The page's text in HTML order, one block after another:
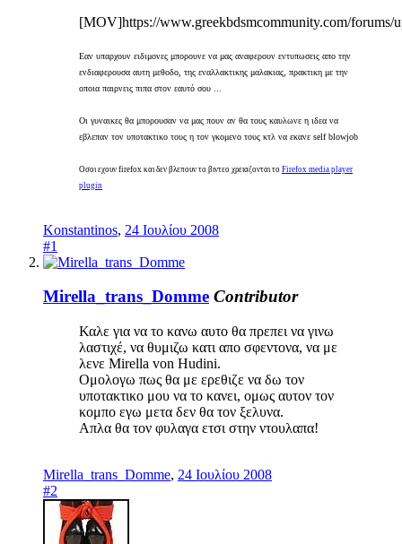
[MOV]https://www.greekbdsmcommunity.com/
Εαν υπαρχουν ειδιμονες μπορουνε να μας αναφερουν εντυπωσεις απο την
ενδιαφερουσα αυτη μεθοδο, της εναλλακτικης μαλακιας, πρακτικη με την
οποια παιρνεις πιπα στον εαυτό σου ...
Οι γυναικες θα μπορουσαν να μας πουν αν θα τους καυλωνε η ιδεα να
εβλεπαν τον υποτακτικο τους η τον γκομενο τους κτλ να εκανε self blowjob
Οσοι εχουν firefox και δεν βλεπουν το βιντεο χρειαζονται το Firefox media player
plugin
Konstantinos, 24 Ιουλίου 2008
#1
Mirella_trans_Domme Contributor
Καλε για να το κανω αυτο θα πρεπει να γινω
λαστιχέ, να θυμιζω κατι απο σφεντονα, να με
λενε Mirella von Hudini.
Ομολογω πως θα με ερεθιζε να δω τον
υποτακτικο μου να το κανει, ομως αυτον τον
κομπο εγω μετα δεν θα τον ξελυνα.
Απλα θα τον φυλαγα ετσι στην ντουλαπα!
Mirella_trans_Domme, 24 Ιουλίου 2008
#2